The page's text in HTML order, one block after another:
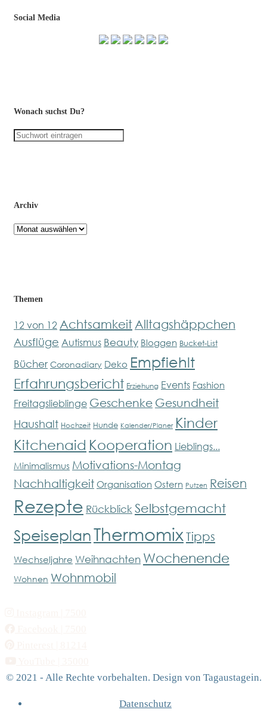
Social Media
Wonach suchst Du?
Archiv
Archiv
Themen
12 von 12 Achtsamkeit Alltagshäppchen
Ausflüge Autismus Beauty Bloggen Bucket-List
Bücher Coronadiary Deko Empfiehlt
Erfahrungsbericht Erziehung Events Fashion
Freitagslieblinge Geschenke Gesundheit
Haushalt Hochzeit Hunde Kalender/Planer Kinder
Kitchenaid Kooperation Lieblings...
Minimalismus Motivations-Montag
Nachhaltigkeit Organisation Ostern Putzen Reisen
Rezepte Rückblick Selbstgemacht
SpeiseplanThermomix Tipps
Wechseljahre Weihnachten Wochenende
Wohnen Wohnmobil
© 2021 - Alle Rechte vorbehalten. Design von Tagaustagein.
Datenschutz